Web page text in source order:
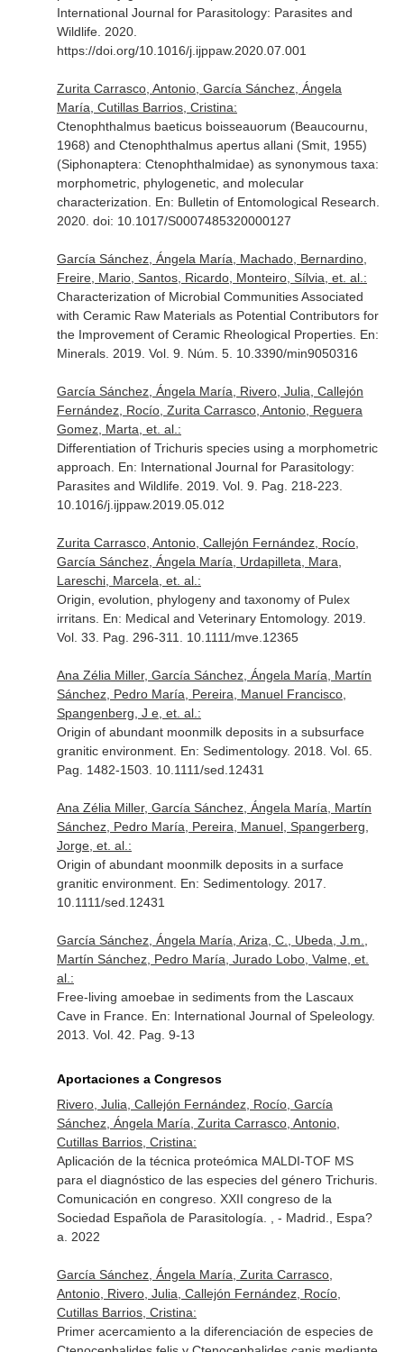
International Journal for Parasitology: Parasites and
Wildlife. 2020.
https://doi.org/10.1016/j.ijppaw.2020.07.001
Zurita Carrasco, Antonio, García Sánchez, Ángela
María, Cutillas Barrios, Cristina:
Ctenophthalmus baeticus boisseauorum (Beaucournu,
1968) and Ctenophthalmus apertus allani (Smit, 1955)
(Siphonaptera: Ctenophthalmidae) as synonymous taxa:
morphometric, phylogenetic, and molecular
characterization. En: Bulletin of Entomological Research
2020. doi: 10.1017/S0007485320000127
García Sánchez, Ángela María, Machado, Bernardino,
Freire, Mario, Santos, Ricardo, Monteiro, Sílvia, et. al.:
Characterization of Microbial Communities Associated
with Ceramic Raw Materials as Potential Contributors for
the Improvement of Ceramic Rheological Properties. En:
Minerals. 2019. Vol. 9. Núm. 5. 10.3390/min9050316
García Sánchez, Ángela María, Rivero, Julia, Callejón
Fernández, Rocío, Zurita Carrasco, Antonio, Reguera
Gomez, Marta, et. al.:
Differentiation of Trichuris species using a morphometric
approach. En: International Journal for Parasitology:
Parasites and Wildlife. 2019. Vol. 9. Pag. 218-223.
10.1016/j.ijppaw.2019.05.012
Zurita Carrasco, Antonio, Callejón Fernández, Rocío,
García Sánchez, Ángela María, Urdapilleta, Mara,
Lareschi, Marcela, et. al.:
Origin, evolution, phylogeny and taxonomy of Pulex
irritans. En: Medical and Veterinary Entomology. 2019.
Vol. 33. Pag. 296-311. 10.1111/mve.12365
Ana Zélia Miller, García Sánchez, Ángela María, Martín
Sánchez, Pedro María, Pereira, Manuel Francisco,
Spangenberg, J e, et. al.:
Origin of abundant moonmilk deposits in a subsurface
granitic environment. En: Sedimentology. 2018. Vol. 65.
Pag. 1482-1503. 10.1111/sed.12431
Ana Zélia Miller, García Sánchez, Ángela María, Martín
Sánchez, Pedro María, Pereira, Manuel, Spangerberg,
Jorge, et. al.:
Origin of abundant moonmilk deposits in a surface
granitic environment. En: Sedimentology. 2017.
10.1111/sed.12431
García Sánchez, Ángela María, Ariza, C., Ubeda, J.m.,
Martín Sánchez, Pedro María, Jurado Lobo, Valme, et.
al.:
Free-living amoebae in sediments from the Lascaux
Cave in France. En: International Journal of Speleology.
2013. Vol. 42. Pag. 9-13
Aportaciones a Congresos
Rivero, Julia, Callejón Fernández, Rocío, García
Sánchez, Ángela María, Zurita Carrasco, Antonio,
Cutillas Barrios, Cristina:
Aplicación de la técnica proteómica MALDI-TOF MS
para el diagnóstico de las especies del género Trichuris.
Comunicación en congreso. XXII congreso de la
Sociedad Española de Parasitología. , - Madrid., Espa?
a. 2022
García Sánchez, Ángela María, Zurita Carrasco,
Antonio, Rivero, Julia, Callejón Fernández, Rocío,
Cutillas Barrios, Cristina:
Primer acercamiento a la diferenciación de especies de